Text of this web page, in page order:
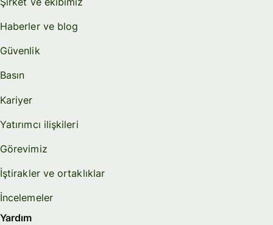
Haberler ve blog
Güvenlik
Basın
Kariyer
Yatırımcı ilişkileri
Görevimiz
İştirakler ve ortaklıklar
İncelemeler
Yardım